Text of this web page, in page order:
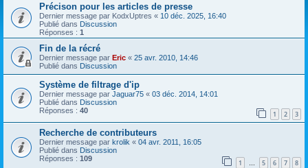
Précison pour les articles de presse
Dernier message par KodxUptres « 10 déc. 2025, 16:40
Publié dans Discussion
Réponses : 1
Fin de la récré
Dernier message par Eric « 25 avr. 2010, 14:46
Publié dans Discussion
Système de filtrage d'ip
Dernier message par Jaguar75 « 03 déc. 2014, 14:01
Publié dans Discussion
Réponses : 40 1 2 3
Recherche de contributeurs
Dernier message par krolik « 04 avr. 2011, 16:05
Publié dans Discussion
Réponses : 109 1 … 5 6 7 8